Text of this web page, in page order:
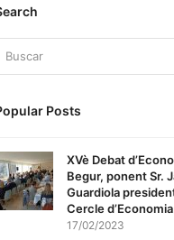
Posts
XVè Debat
Begur, ponent Sr.
Guardiola
Cercle
17/02/2023